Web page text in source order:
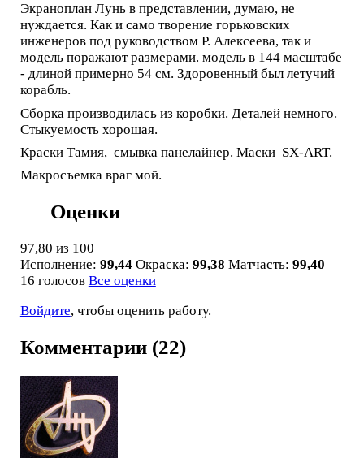
Экраноплан Лунь в представлении, думаю, не
нуждается. Как и само творение горьковских
инженеров под руководством Р. Алексеева, так и
модель поражают размерами. модель в 144 масштабе
- длиной примерно 54 см. Здоровенный был летучий
корабль.
Сборка производилась из коробки. Деталей немного.
Стыкуемость хорошая.
Краски Тамия, смывка панелайнер. Маски SX-ART.
Макросъемка враг мой.
Оценки
97,80 из 100
Исполнение: 99,44 Окраска: 99,38 Матчасть: 99,40
16 голосов Все оценки
Войдите, чтобы оценить работу.
Комментарии (22)